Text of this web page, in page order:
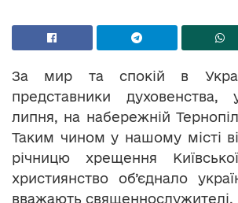
За мир та спокій в
представники
липня, на набережній
Таким чином у нашому місті
річницю хрещення
християнство об’єднало
вважають священнослужителі.